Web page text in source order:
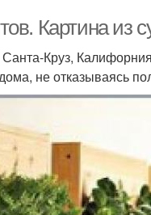
Картина из
Круз,
не отказываясь